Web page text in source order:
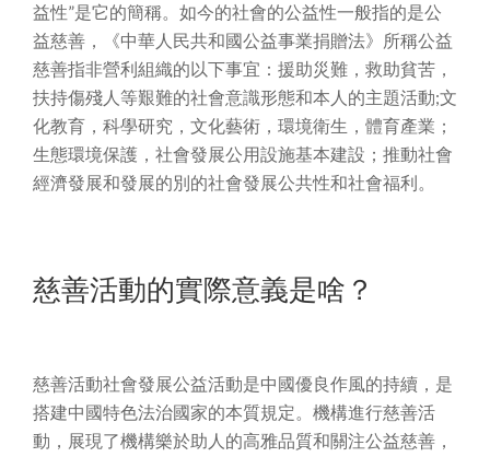
益性”是它的簡稱。如今的社會的公益性一般指的是公
益慈善，《中華人民共和國公益事業捐贈法》所稱公益
慈善指非營利組織的以下事宜：援助災難，救助貧苦，
扶持傷殘人等艱難的社會意識形態和本人的主題活動;文
化教育，科學研究，文化藝術，環境衛生，體育產業；
生態環境保護，社會發展公用設施基本建設；推動社會
經濟發展和發展的別的社會發展公共性和社會福利。
慈善活動的實際意義是啥？
慈善活動社會發展公益活動是中國優良作風的持續，是
搭建中國特色法治國家的本質規定。機構進行慈善活
動，展現了機構樂於助人的高雅品質和關注公益慈善，